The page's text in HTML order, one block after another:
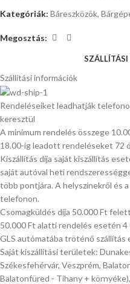
Kategóriák: Báreszközök,
Megosztás:
Szállítási információk
Rendeléseiket leadhatják
keresztül
A minimum rendelés összege
18.00-ig leadott rendeléseket 72
Kiszállítás díja saját kiszállítás
saját autóval heti
több pontjára. A helyszínekről és
telefonon.
Csomagküldés díja 50.000 Ft
50.000 Ft alatti rendelés esetén
GLS autómatába tröténő
Saját kiszállítási területek:
Székesfehérvár, Veszprém,
Balatonfüred - Tihany +